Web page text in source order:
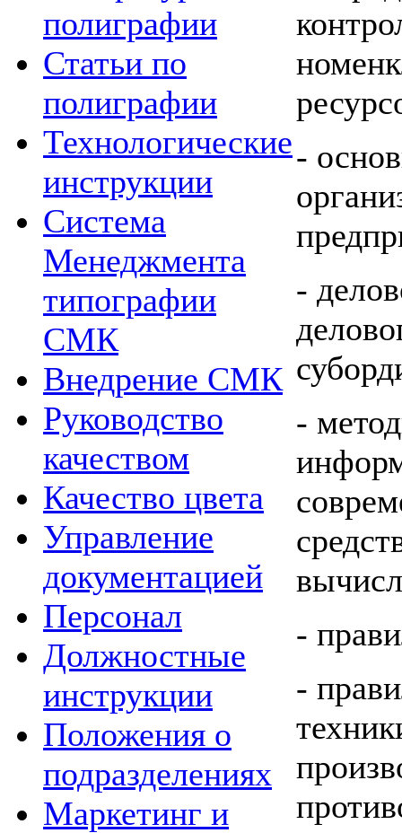
полиграфии
Статьи по
полиграфии
Технологические
инструкции
Система
Менеджмента
типографии
СМК
Внедрение СМК
Руководство
качеством
Качество цвета
Управление
документацией
Персонал
Должностные
инструкции
Положения о
подразделениях
Маркетинг и
-
-
-
-
-